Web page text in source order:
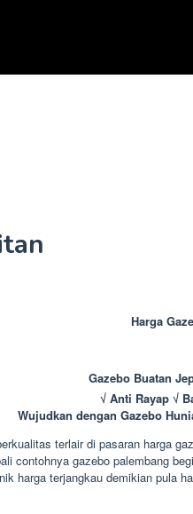
Harga
Gazebo Buatan
√ Anti Rayap √
Wujudkan dengan Gazebo
terlair di pasaran harga
contohnya gazebo palembang
harga terjangkau demikian pula